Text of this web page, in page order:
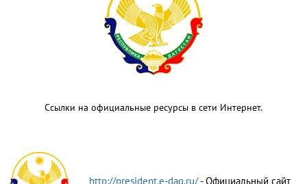
Ссылки на официальные ресурсы в сети Интернет.
http://president.e-dag.ru/- Официальный сайт